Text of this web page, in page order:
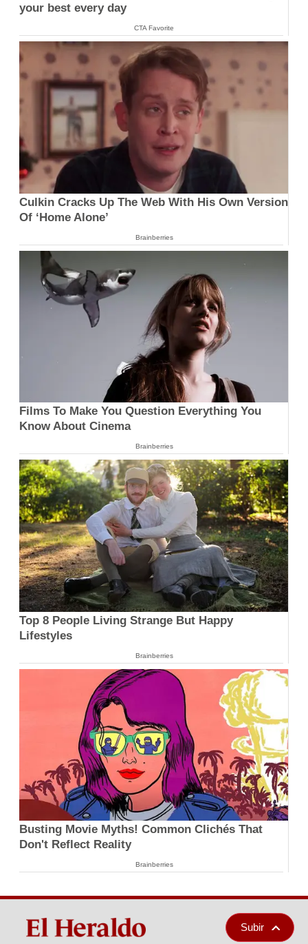
your best every day
CTA Favorite
Culkin Cracks Up The Web With His Own Version
Of ‘Home Alone’
Brainberries
Films To Make You Question Everything You
Know About Cinema
Brainberries
Top 8 People Living Strange But Happy
Lifestyles
Brainberries
Busting Movie Myths! Common Clichés That
Don't Reflect Reality
Brainberries
Subir